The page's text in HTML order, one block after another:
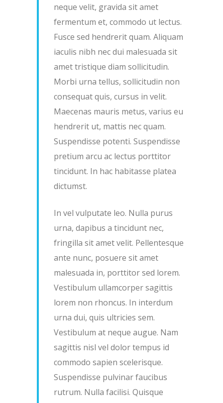
neque velit, gravida sit amet
fermentum et, commodo ut lectus.
Fusce sed hendrerit quam. Aliquam
iaculis nibh nec dui malesuada sit
amet tristique diam sollicitudin.
Morbi urna tellus, sollicitudin non
consequat quis, cursus in velit.
Maecenas mauris metus, varius eu
hendrerit ut, mattis nec quam.
Suspendisse potenti. Suspendisse
pretium arcu ac lectus porttitor
tincidunt. In hac habitasse platea
dictumst.
In vel vulputate leo. Nulla purus
urna, dapibus a tincidunt nec,
fringilla sit amet velit. Pellentesque
ante nunc, posuere sit amet
malesuada in, porttitor sed lorem.
Vestibulum ullamcorper sagittis
lorem non rhoncus. In interdum
urna dui, quis ultricies sem.
Vestibulum at neque augue. Nam
sagittis nisl vel dolor tempus id
commodo sapien scelerisque.
Suspendisse pulvinar faucibus
rutrum. Nulla facilisi. Quisque